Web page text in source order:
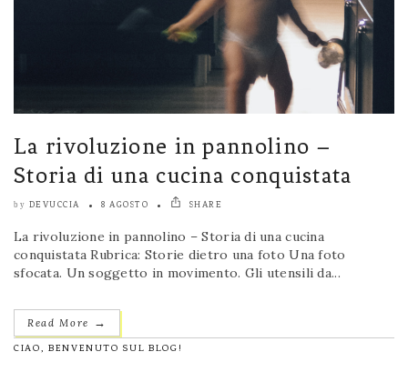
La rivoluzione in pannolino –
Storia di una cucina conquistata
by DEVUCCIA 8 AGOSTO SHARE
La rivoluzione in pannolino – Storia di una cucina
conquistata Rubrica: Storie dietro una foto Una foto
sfocata. Un soggetto in movimento. Gli utensili da...
Read More →
CIAO, BENVENUTO SUL BLOG!